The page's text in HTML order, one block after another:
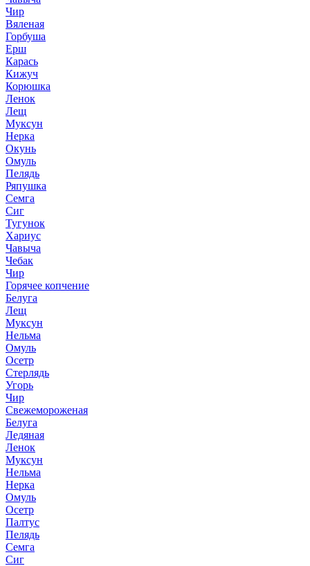
Чир
Вяленая
Горбуша
Ерш
Карась
Кижуч
Корюшка
Ленок
Лещ
Муксун
Нерка
Окунь
Омуль
Пелядь
Ряпушка
Семга
Сиг
Тугунок
Хариус
Чавыча
Чебак
Чир
Горячее копчение
Белуга
Лещ
Муксун
Нельма
Омуль
Осетр
Стерлядь
Угорь
Чир
Свежемороженая
Белуга
Ледяная
Ленок
Муксун
Нельма
Нерка
Омуль
Осетр
Палтус
Пелядь
Семга
Сиг